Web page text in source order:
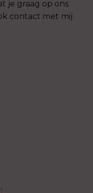
je graag op ons
contact met mij